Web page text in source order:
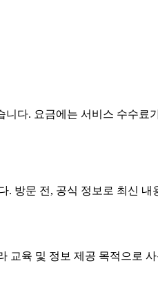
다. 요금에는 서비스 수수료
방문 전, 공식 정보로 최신 내
교육 및 정보 제공 목적으로